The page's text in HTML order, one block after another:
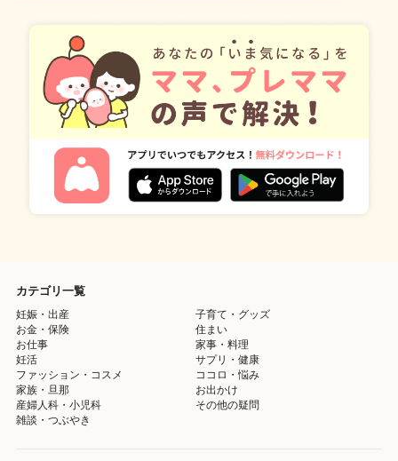
カテゴリ一覧
妊娠・出産
子育て・グッズ
お金・保険
住まい
お仕事
家事・料理
妊活
サプリ・健康
ファッション・コスメ
ココロ・悩み
家族・旦那
お出かけ
産婦人科・小児科
その他の疑問
雑談・つぶやき